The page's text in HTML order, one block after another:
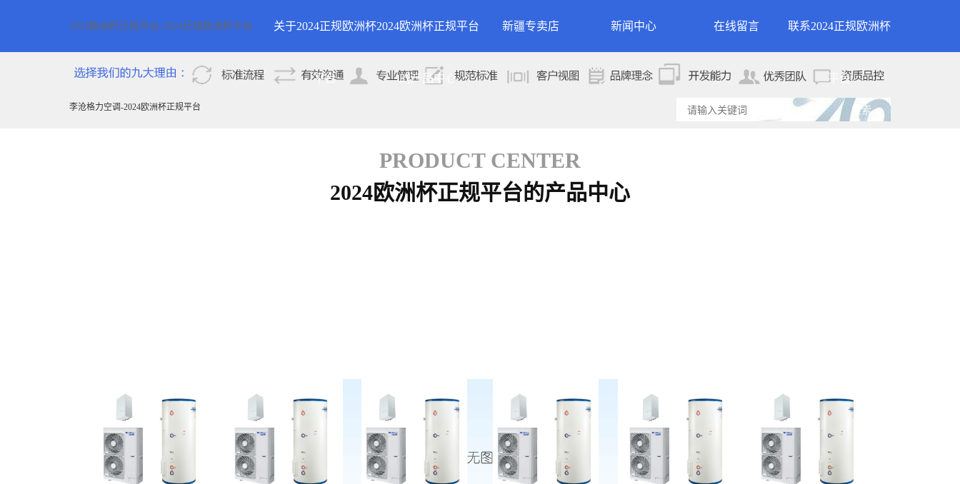
2024欧洲杯正规平台-2024正规欧洲杯平台 关于2024正规欧洲杯
平台
2024欧洲杯正规平台的
2024欧洲杯正规平台
的产品中心
新疆专卖店 新闻中心 在线留言 联系2024正规欧洲杯
平台
李沧格力空调-2024欧洲杯正规平台
PRODUCT CENTER
2024欧洲杯正规平台的产品中心